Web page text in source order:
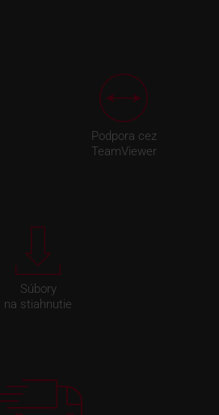
Podpora cez
TeamViewer
Súbory
na stiahnutie